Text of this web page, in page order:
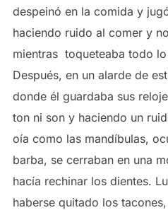
despeinó en la comida y
haciendo ruido al comer y
mientras toqueteaba todo
Después, en un alarde de
donde él guardaba sus
ton ni son y haciendo un
oía como las mandíbulas,
barba, se cerraban en una
hacía rechinar los dientes.
haberse quitado los